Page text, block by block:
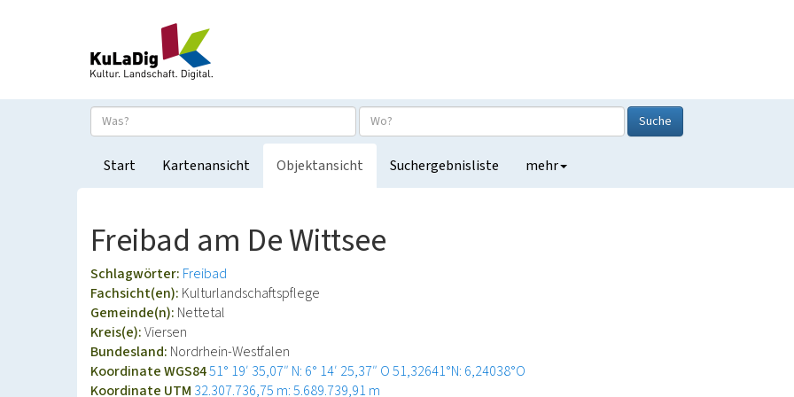
Suche
Start Kartenansicht Objektansicht Suchergebnisliste mehr
Freibad am De Wittsee
Schlagwörter: Freibad
Fachsicht(en): Kulturlandschaftspflege
Gemeinde(n): Nettetal
Kreis(e):Viersen
Bundesland: Nordrhein-Westfalen
Koordinate WGS8451° 19′ 35,07″ N: 6° 14′ 25,37″ O51,32641°N: 6,24038°O
Koordinate UTM 32.307.736,75 m: 5.689.739,91 m